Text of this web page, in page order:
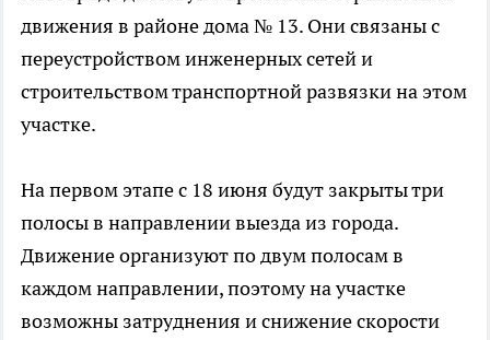
движения в районе дома № 13. Они связаны с
переустройством инженерных сетей и
строительством транспортной развязки на этом
участке.
На первом этапе с 18 июня будут закрыты три
полосы в направлении выезда из города.
Движение организуют по двум полосам в
каждом направлении, поэтому на участке
возможны затруднения и снижение скорости